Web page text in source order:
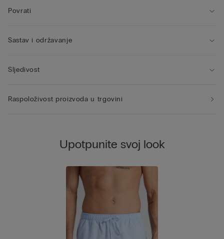
Povrati
Sastav i održavanje
Sljedivost
Raspoloživost proizvoda u trgovini
Upotpunite svoj look